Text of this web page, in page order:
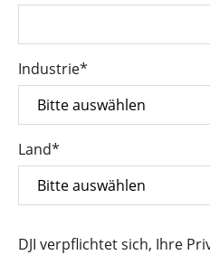
Industrie*
Land*
DJI verpflichtet sich, Ihre